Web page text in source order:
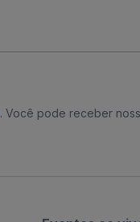
. Você pode receber